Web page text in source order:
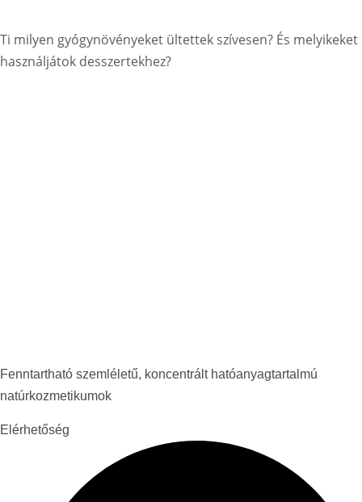
Ti milyen gyógynövényeket ültettek szívesen? És melyikeket
használjátok desszertekhez?
Fenntartható szemléletű, koncentrált hatóanyagtartalmú
natúrkozmetikumok
Elérhetőség